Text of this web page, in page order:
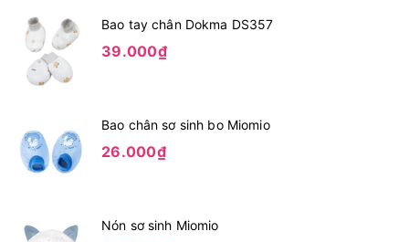
Bao tay chân Dokma DS357
39.000₫
Bao chân sơ sinh bo Miomio
26.000₫
Nón sơ sinh Miomio